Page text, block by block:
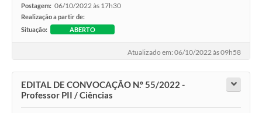
Postagem: 06/10/2022 às 17h30
Realização a partir de:
Situação:
ABERTO
Atualizado em: 06/10/2022 às 09h58
EDITAL DE CONVOCAÇÃO N.º 55/2022 -
Professor PII / Ciências